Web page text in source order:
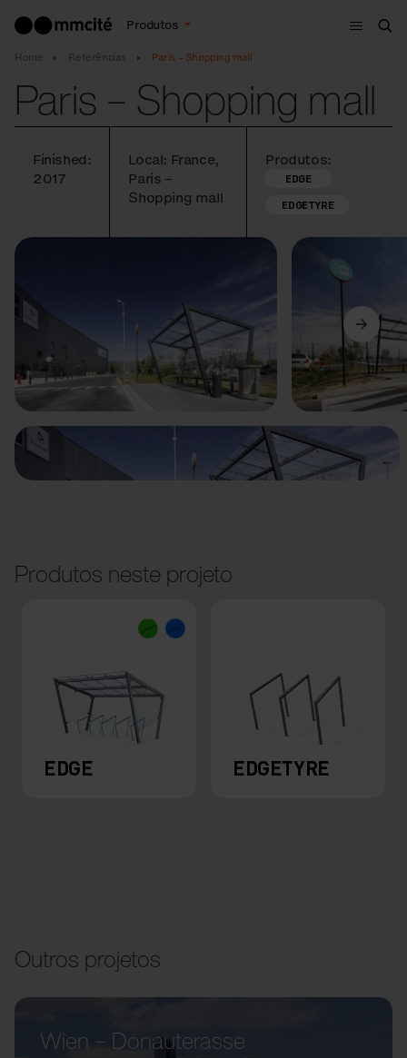
Produtos
Menu
Home Referências Paris – Shopping mall
Paris – Shopping mall
Finished:
2017
Local: France,
Paris –
Shopping mall
Produtos:
EDGE
EDGETYRE
Anterior Seguinte
Produtos neste projeto
EDGE EDGETYRE
Outros projetos
Wien – Donauterasse